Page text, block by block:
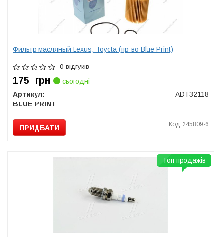
Фильтр масляный Lexus, Toyota (пр-во Blue Print)
0 відгуків
175 грн
сьогодні
Артикул:
ADT32118
BLUE PRINT
ПРИДБАТИ Код: 245809-6
Топ продажів